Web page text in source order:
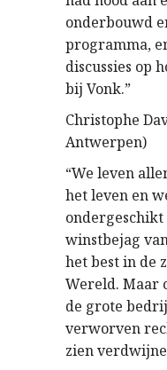
onderbouwd
programma,
discussies op
bij Vonk.”
Christophe
Antwerpen)
“We leven
het leven en
winstbejag
het best in de
Wereld. Maar
de grote
verworven
zien